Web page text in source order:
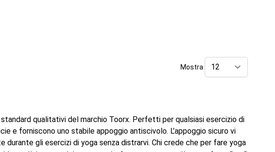
Mostra
qualitativi del marchio Toorx. Perfetti per qualsiasi esercizio di
e forniscono uno stabile appoggio antiscivolo. L’appoggio sicuro vi
gli esercizi di yoga senza distrarvi. Chi crede che per fare yoga